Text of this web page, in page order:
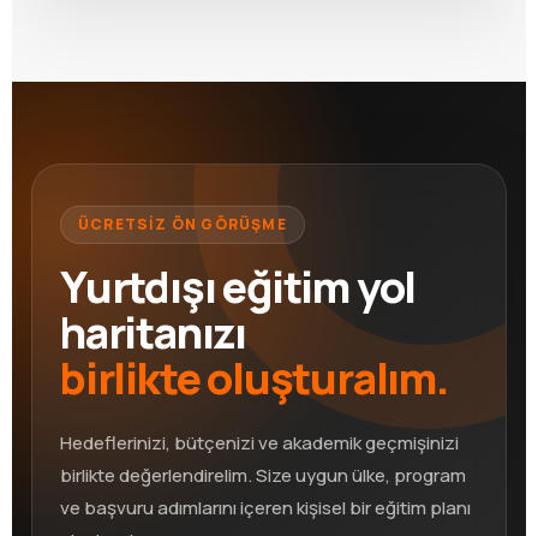
ÜCRETSİZ ÖN GÖRÜŞME
Yurtdışı eğitim yol
haritanızı
birlikte oluşturalım.
Hedeflerinizi, bütçenizi ve akademik geçmişinizi
birlikte değerlendirelim. Size uygun ülke, program
ve başvuru adımlarını içeren kişisel bir eğitim planı